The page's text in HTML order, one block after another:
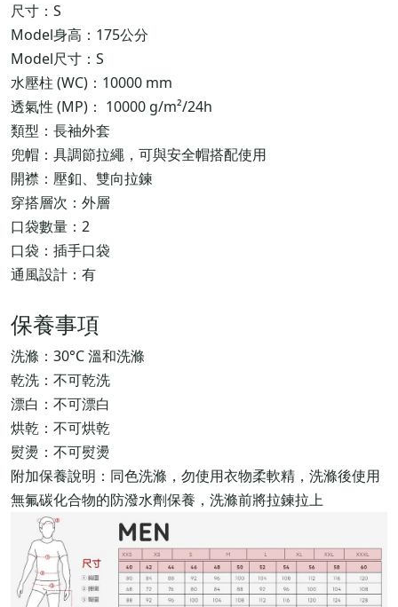
尺寸：S
Model身高：175公分
Model尺寸：S
水壓柱 (WC)：10000 mm
透氣性 (MP)： 10000 g/m²/24h
類型：長袖外套
兜帽：具調節拉繩，可與安全帽搭配使用
開襟：壓釦、雙向拉鍊
穿搭層次：外層
口袋數量：2
口袋：插手口袋
通風設計：有
保養事項
洗滌：30°C 溫和洗滌
乾洗：不可乾洗
漂白：不可漂白
烘乾：不可烘乾
熨燙：不可熨燙
附加保養說明：同色洗滌，勿使用衣物柔軟精，洗滌後使用
無氟碳化合物的防潑水劑保養，洗滌前將拉鍊拉上